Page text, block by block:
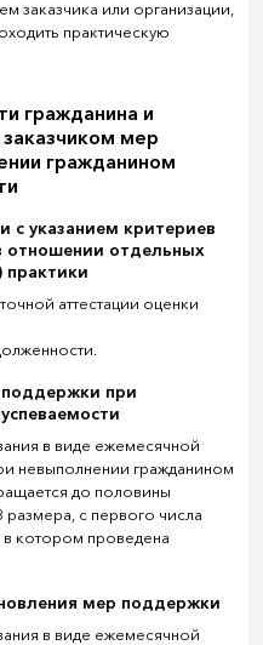
заказчика или организации,
практическую
гражданина и
мер
гражданином
с указанием критериев
отношении отдельных
аттестации оценки
при
в виде ежемесячной
невыполнении гражданином
до половины
с первого числа
котором проведена
мер поддержки
в виде ежемесячной